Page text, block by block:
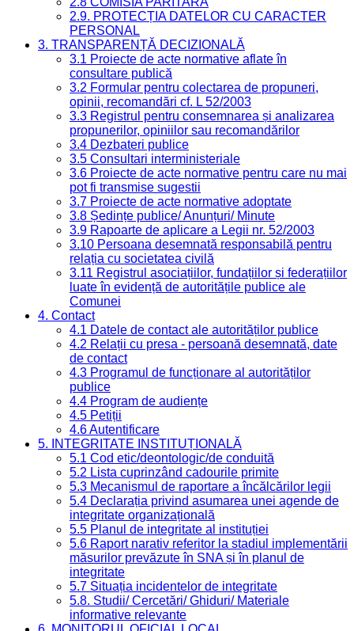
2.9. PROTECȚIA DATELOR CU CARACTER
PERSONAL
3. TRANSPARENȚĂ DECIZIONALĂ
3.1 Proiecte de acte normative aflate în
consultare publică
3.2 Formular pentru colectarea de propuneri,
opinii, recomandări cf. L 52/2003
3.3 Registrul pentru consemnarea și analizarea
propunerilor, opiniilor sau recomandărilor
3.4 Dezbateri publice
3.5 Consultari interministeriale
3.6 Proiecte de acte normative pentru care nu mai
pot fi transmise sugestii
3.7 Proiecte de acte normative adoptate
3.8 Ședințe publice/ Anunțuri/ Minute
3.9 Rapoarte de aplicare a Legii nr. 52/2003
3.10 Persoana desemnată responsabilă pentru
relația cu societatea civilă
3.11 Registrul asociațiilor, fundațiilor și federațiilor
luate în evidență de autoritățile publice ale
Comunei
4. Contact
4.1 Datele de contact ale autorităților publice
4.2 Relații cu presa - persoană desemnată, date
de contact
4.3 Programul de funcționare al autorităților
publice
4.4 Program de audiențe
4.5 Petiții
4.6 Autentificare
5. INTEGRITATE INSTITUȚIONALĂ
5.1 Cod etic/deontologic/de conduită
5.2 Lista cuprinzând cadourile primite
5.3 Mecanismul de raportare a încălcărilor legii
5.4 Declarația privind asumarea unei agende de
integritate organizațională
5.5 Planul de integritate al instituției
5.6 Raport narativ referitor la stadiul implementării
măsurilor prevăzute în SNA și în planul de
integritate
5.7 Situația incidentelor de integritate
5.8. Studii/ Cercetări/ Ghiduri/ Materiale
informative relevante